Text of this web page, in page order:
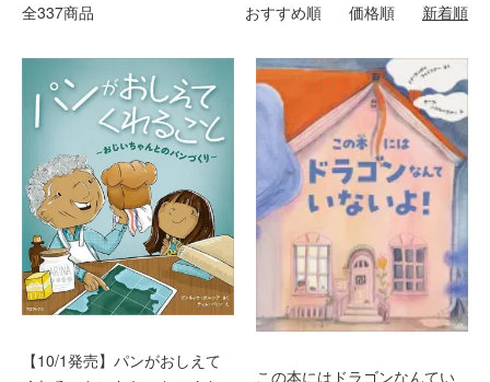
全337商品 おすすめ順 価格順 新着順
【10/1発売】パンがおしえて
この本にはドラゴンなんてい